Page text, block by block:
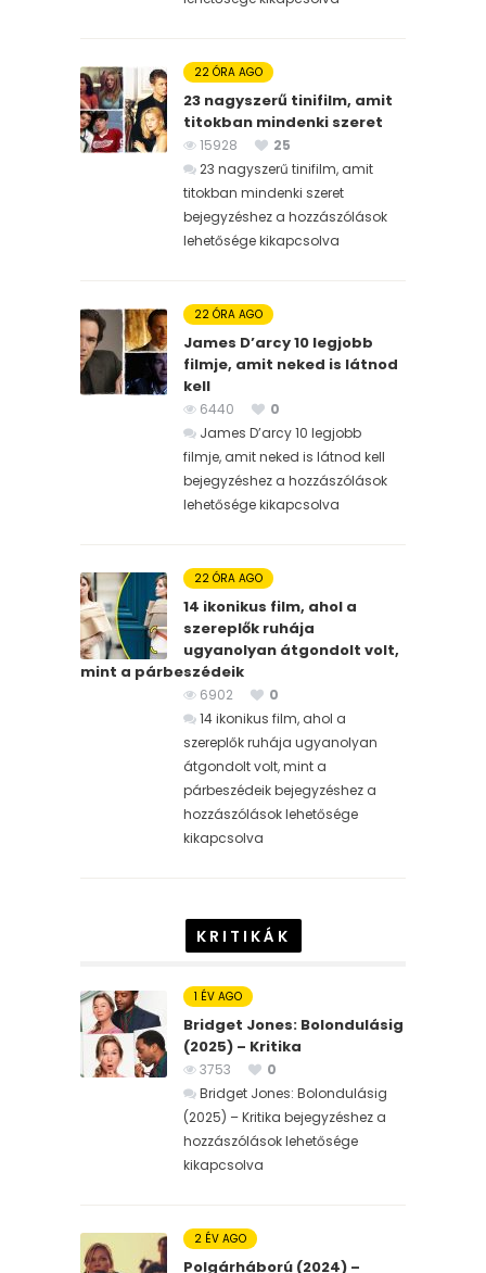
22 ÓRA AGO
23 nagyszerű tinifilm, amit
titokban mindenki szeret
15928
25
23 nagyszerű tinifilm, amit
titokban mindenki szeret
bejegyzéshez a hozzászólások
lehetősége kikapcsolva
22 ÓRA AGO
James D’arcy 10 legjobb
filmje, amit neked is látnod
kell
6440
0
James D’arcy 10 legjobb
filmje, amit neked is látnod kell
bejegyzéshez a hozzászólások
lehetősége kikapcsolva
22 ÓRA AGO
14 ikonikus film, ahol a
szereplők ruhája
ugyanolyan átgondolt volt,
mint a párbeszédeik
6902
0
14 ikonikus film, ahol a
szereplők ruhája ugyanolyan
átgondolt volt, mint a
párbeszédeik bejegyzéshez a
hozzászólások lehetősége
kikapcsolva
KRITIKÁK
1 ÉV AGO
Bridget Jones: Bolondulásig
(2025) – Kritika
3753
0
Bridget Jones: Bolondulásig
(2025) – Kritika bejegyzéshez a
hozzászólások lehetősége
kikapcsolva
2 ÉV AGO
Polgárháború (2024) –